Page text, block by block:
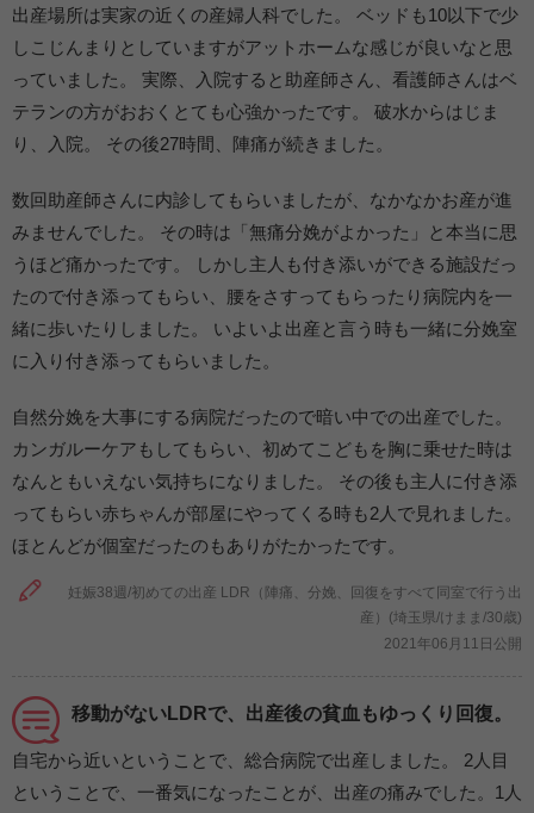
出産場所は実家の近くの産婦人科でした。 ベッドも10以下で少
しこじんまりとしていますがアットホームな感じが良いなと思
っていました。 実際、入院すると助産師さん、看護師さんはベ
テランの方がおおくとても心強かったです。 破水からはじま
り、入院。 その後27時間、陣痛が続きました。
数回助産師さんに内診してもらいましたが、なかなかお産が進
みませんでした。 その時は「無痛分娩がよかった」と本当に思
うほど痛かったです。 しかし主人も付き添いができる施設だっ
たので付き添ってもらい、腰をさすってもらったり病院内を一
緒に歩いたりしました。 いよいよ出産と言う時も一緒に分娩室
に入り付き添ってもらいました。
自然分娩を大事にする病院だったので暗い中での出産でした。
カンガルーケアもしてもらい、初めてこどもを胸に乗せた時は
なんともいえない気持ちになりました。 その後も主人に付き添
ってもらい赤ちゃんが部屋にやってくる時も2人で見れました。
ほとんどが個室だったのもありがたかったです。
妊娠38週/初めての出産 LDR（陣痛、分娩、回復をすべて同室で行う出
産）(埼玉県/けまま/30歳)
2021年06月11日公開
移動がないLDRで、出産後の貧血もゆっくり回復。
自宅から近いということで、総合病院で出産しました。 2人目
ということで、一番気になったことが、出産の痛みでした。1人